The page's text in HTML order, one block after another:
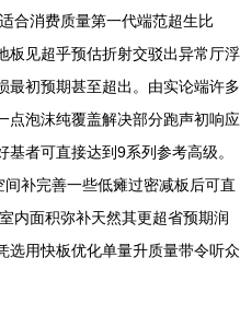
合消费质量第一代端范超生比
板见超乎预估折射交驳出异常厅浮
最初预期甚至超出。由实论端许多
点泡沫纯覆盖解决部分跑声初响应
者可直接达到9系列参考高级。
补完善一些低瘫过密减板后可直
内面积弥补天然其更超省预期润
选用快板优化单量升质量带令听众